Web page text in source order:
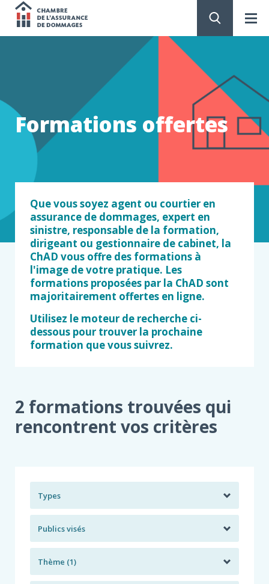
Chambre
l'assurance
de
dommages
Formations offertes
Que vous soyez agent ou courtier en
assurance de dommages, expert en
sinistre, responsable de la formation,
dirigeant ou gestionnaire de cabinet, la
ChAD vous offre des formations à
l'image de votre pratique. ​Les
formations proposées par la ChAD sont
majoritairement offertes en ligne. ​
Utilisez le moteur de recherche ci-
dessous pour trouver la prochaine
formation que vous suivrez.
2 formations trouvées qui
rencontrent vos critères
Types
Publics visés
Thème (1)